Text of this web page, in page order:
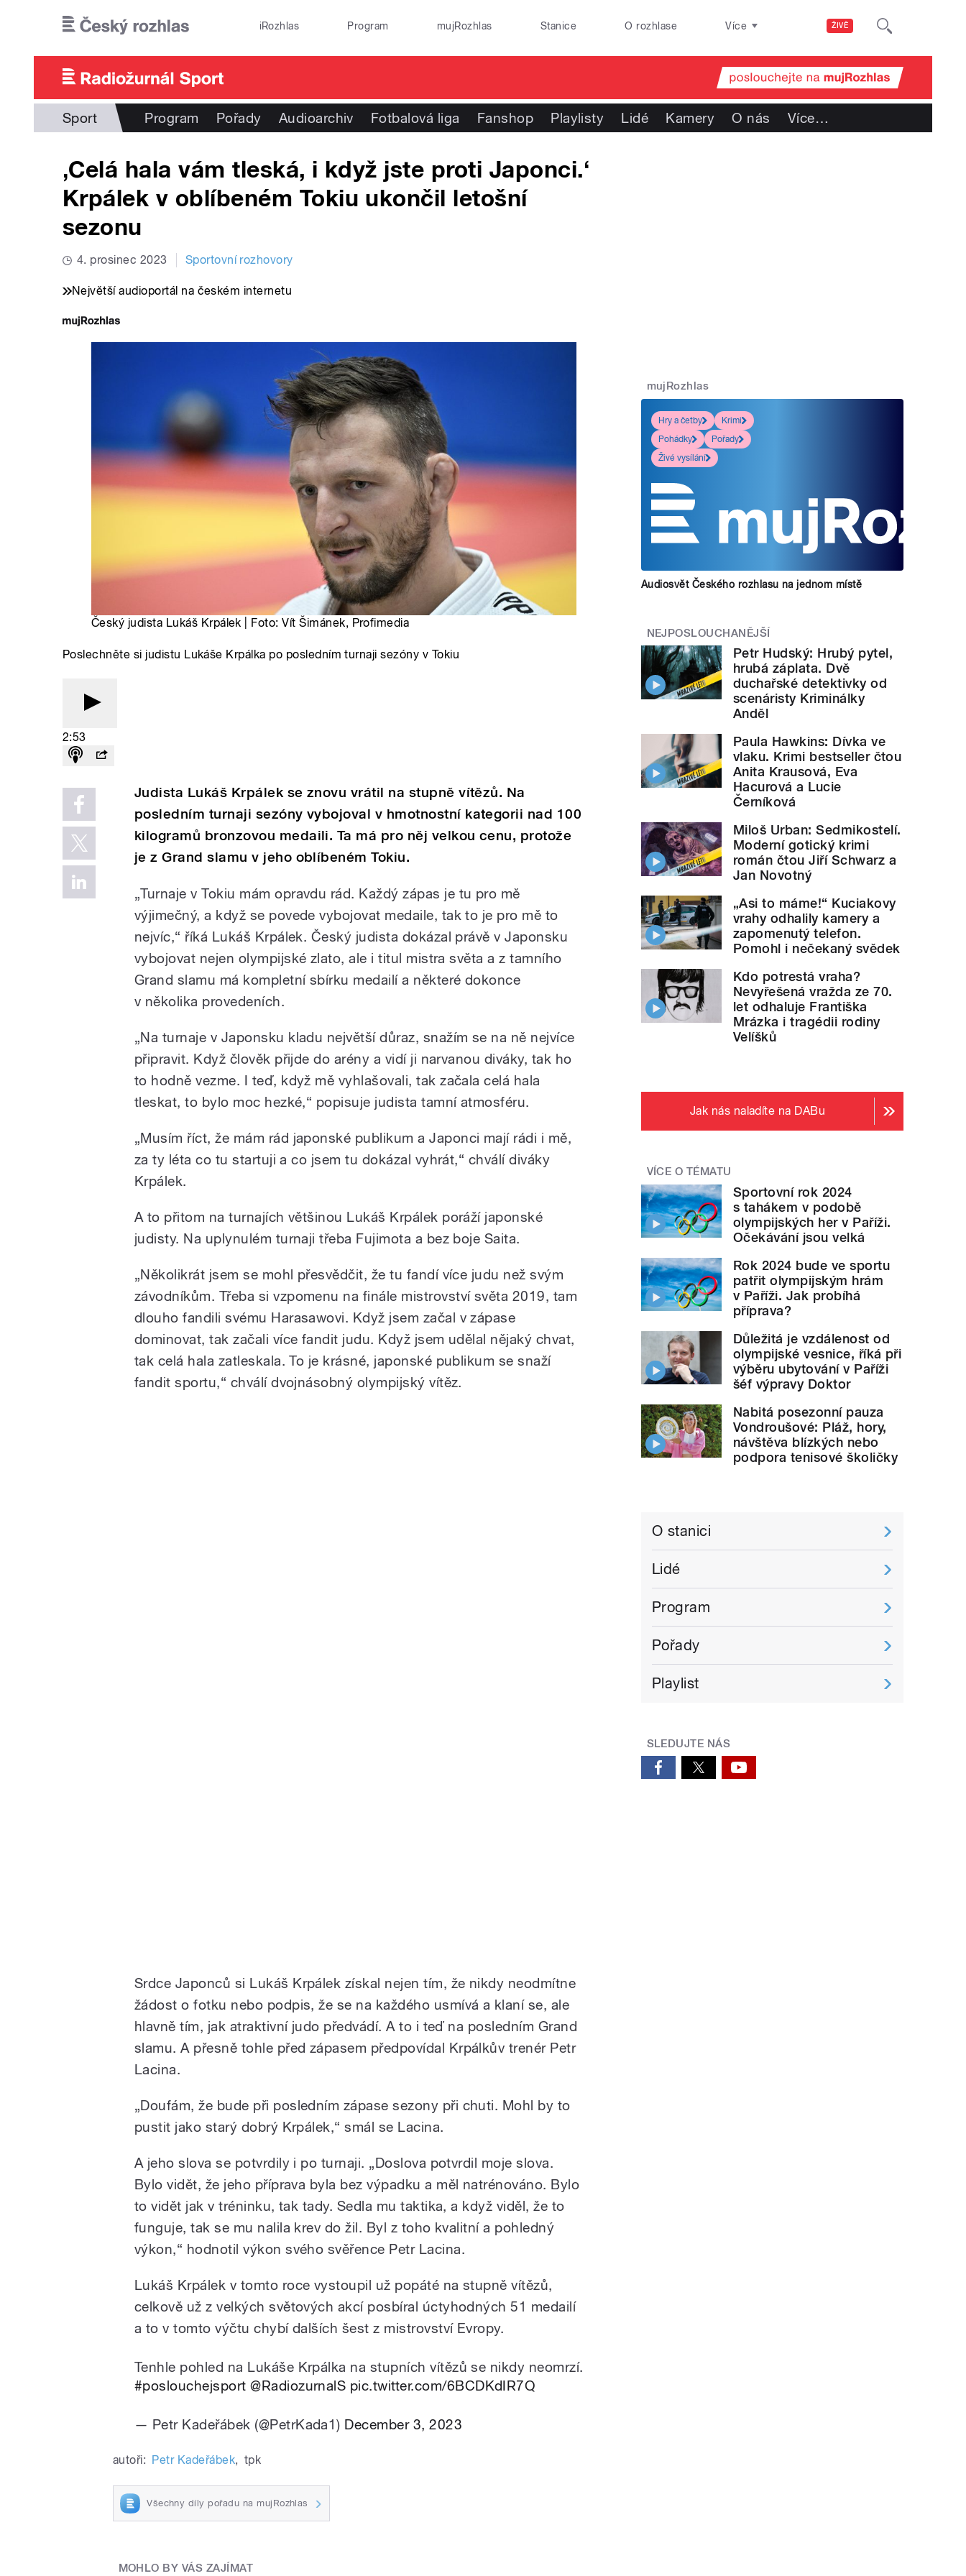
ŽIVĚ
iRozhlas Program mujRozhlas Stanice O rozhlase Více
Sport Program Pořady Audioarchiv Fotbalová liga Fanshop Playlisty Lidé Kamery O nás Více…
‚Celá hala vám tleská, i když jste proti Japonci.‘
Krpálek v oblíbeném Tokiu ukončil letošní
sezonu
4. prosinec 2023 Sportovní rozhovory
Největší audioportál na českém internetu
Český judista Lukáš Krpálek | Foto: Vít Šimánek, Profimedia
Poslechněte si judistu Lukáše Krpálka po posledním turnaji sezóny v Tokiu
2:53
Judista Lukáš Krpálek se znovu vrátil na stupně vítězů. Na
posledním turnaji sezóny vybojoval v hmotnostní kategorii nad 100
kilogramů bronzovou medaili. Ta má pro něj velkou cenu, protože
je z Grand slamu v jeho oblíbeném Tokiu.
„Turnaje v Tokiu mám opravdu rád. Každý zápas je tu pro mě
výjimečný, a když se povede vybojovat medaile, tak to je pro mě to
nejvíc,“ říká Lukáš Krpálek. Český judista dokázal právě v Japonsku
vybojovat nejen olympijské zlato, ale i titul mistra světa a z tamního
Grand slamu má kompletní sbírku medailí a některé dokonce
v několika provedeních.
„Na turnaje v Japonsku kladu největší důraz, snažím se na ně nejvíce
připravit. Když člověk přijde do arény a vidí ji narvanou diváky, tak ho
to hodně vezme. I teď, když mě vyhlašovali, tak začala celá hala
tleskat, to bylo moc hezké,“ popisuje judista tamní atmosféru.
„Musím říct, že mám rád japonské publikum a Japonci mají rádi i mě,
za ty léta co tu startuji a co jsem tu dokázal vyhrát,“ chválí diváky
Krpálek.
A to přitom na turnajích většinou Lukáš Krpálek poráží japonské
judisty. Na uplynulém turnaji třeba Fujimota a bez boje Saita.
„Několikrát jsem se mohl přesvědčit, že tu fandí více judu než svým
závodníkům. Třeba si vzpomenu na finále mistrovství světa 2019, tam
dlouho fandili svému Harasawovi. Když jsem začal v zápase
dominovat, tak začali více fandit judu. Když jsem udělal nějaký chvat,
tak celá hala zatleskala. To je krásné, japonské publikum se snaží
fandit sportu,“ chválí dvojnásobný olympijský vítěz.
Srdce Japonců si Lukáš Krpálek získal nejen tím, že nikdy neodmítne
žádost o fotku nebo podpis, že se na každého usmívá a klaní se, ale
hlavně tím, jak atraktivní judo předvádí. A to i teď na posledním Grand
slamu. A přesně tohle před zápasem předpovídal Krpálkův trenér Petr
Lacina.
„Doufám, že bude při posledním zápase sezony při chuti. Mohl by to
pustit jako starý dobrý Krpálek,“ smál se Lacina.
A jeho slova se potvrdily i po turnaji. „Doslova potvrdil moje slova.
Bylo vidět, že jeho příprava byla bez výpadku a měl natrénováno. Bylo
to vidět jak v tréninku, tak tady. Sedla mu taktika, a když viděl, že to
funguje, tak se mu nalila krev do žil. Byl z toho kvalitní a pohledný
výkon,“ hodnotil výkon svého svěřence Petr Lacina.
Lukáš Krpálek v tomto roce vystoupil už popáté na stupně vítězů,
celkově už z velkých světových akcí posbíral úctyhodných 51 medailí
a to v tomto výčtu chybí dalších šest z mistrovství Evropy.
Tenhle pohled na Lukáše Krpálka na stupních vítězů se nikdy neomrzí.
#poslouchejsport @RadiozurnalS pic.twitter.com/6BCDKdIR7Q
— Petr Kadeřábek (@PetrKada1) December 3, 2023
autoři: Petr Kadeřábek, tpk
Všechny díly pořadu na mujRozhlas
MOHLO BY VÁS ZAJÍMAT
mujRozhlas
Hry a četby
Krimi
Pohádky
Pořady
Živé vysílání
Audiosvět Českého rozhlasu na jednom místě
NEJPOSLOUCHANĚJŠÍ
Petr Hudský: Hrubý pytel,
hrubá záplata. Dvě
duchařské detektivky od
scenáristy Kriminálky
Anděl
Paula Hawkins: Dívka ve
vlaku. Krimi bestseller čtou
Anita Krausová, Eva
Hacurová a Lucie
Černíková
Miloš Urban: Sedmikostelí.
Moderní gotický krimi
román čtou Jiří Schwarz a
Jan Novotný
„Asi to máme!“ Kuciakovy
vrahy odhalily kamery a
zapomenutý telefon.
Pomohl i nečekaný svědek
Kdo potrestá vraha?
Nevyřešená vražda ze 70.
let odhaluje Františka
Mrázka i tragédii rodiny
Velíšků
Jak nás naladíte na DABu
VÍCE O TÉMATU
Sportovní rok 2024
s tahákem v podobě
olympijských her v Paříži.
Očekávání jsou velká
Rok 2024 bude ve sportu
patřit olympijským hrám
v Paříži. Jak probíhá
příprava?
Důležitá je vzdálenost od
olympijské vesnice, říká při
výběru ubytování v Paříži
šéf výpravy Doktor
Nabitá posezonní pauza
Vondroušové: Pláž, hory,
návštěva blízkých nebo
podpora tenisové školičky
O stanici
Lidé
Program
Pořady
Playlist
SLEDUJTE NÁS